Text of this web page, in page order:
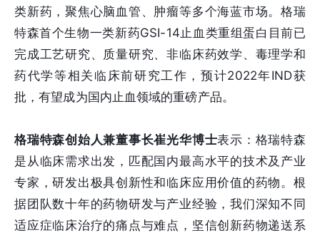
类新药，聚焦心脑血管、肿瘤等多个海蓝市场。格瑞
特森首个生物一类新药GSI-14止血类重组蛋白目前已
完成工艺研究、质量研究、非临床药效学、毒理学和
药代学等相关临床前研究工作，预计2022年IND获
批，有望成为国内止血领域的重磅产品。
格瑞特森创始人兼董事长崔光华博士表示：格瑞特森
是从临床需求出发，匹配国内最高水平的技术及产业
专家，研发出极具创新性和临床应用价值的药物。根
据团队数十年的药物研发与产业经验，我们深知不同
适应症临床治疗的痛点与难点，坚信创新药物递送系